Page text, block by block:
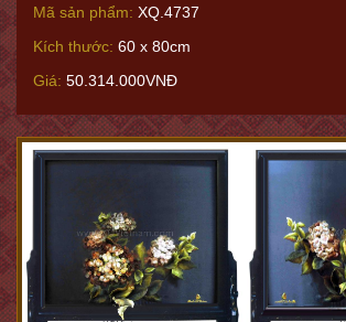
Mã sản phẩm: XQ.4737
Kích thước: 60 x 80cm
Giá: 50.314.000VNĐ